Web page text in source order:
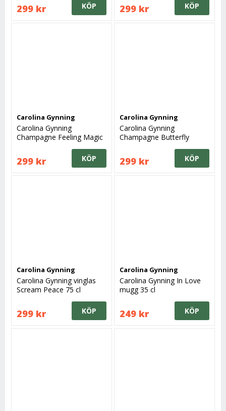
299 kr KÖP 299 kr KÖP
Carolina Gynning
Carolina Gynning
Champagne Feeling Magic
299 kr KÖP
Carolina Gynning
Carolina Gynning
Champagne Butterfly
299 kr KÖP
Carolina Gynning
Carolina Gynning vinglas
Scream Peace 75 cl
299 kr KÖP
Carolina Gynning
Carolina Gynning In Love
mugg 35 cl
249 kr KÖP